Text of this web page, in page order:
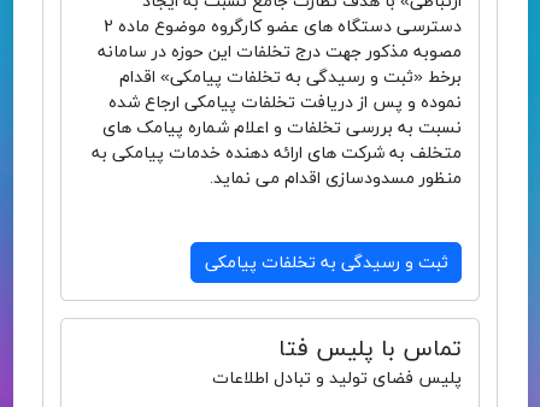
دسترسی دستگاه های عضو کارگروه موضوع ماده 2
مصوبه مذکور جهت درج تخلفات این حوزه در سامانه
برخط «ثبت و رسیدگی به تخلفات پیامکی» اقدام
نموده و پس از دریافت تخلفات پیامکی ارجاع شده
نسبت به بررسی تخلفات و اعلام شماره پیامک های
متخلف به شرکت های ارائه دهنده خدمات پیامکی به
منظور مسدودسازی اقدام می نماید.
ثبت و رسیدگی به تخلفات پیامکی
تماس با پلیس فتا
پلیس فضای تولید و تبادل اطلاعات